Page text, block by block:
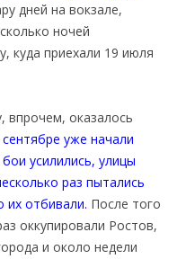
дней на вокзале,
ночей
куда приехали 19 июля
впрочем, оказалось
уже начали
усилились, улицы
раз пытались
их отбивали. После того
оккупировали Ростов,
и около недели